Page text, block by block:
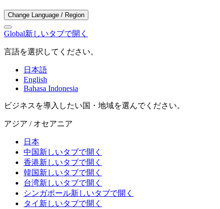
Change Language / Region
Global新しいタブで開く
言語を選択してください。
日本語
English
Bahasa Indonesia
ビジネスを導入したい国・地域を選んでください。
アジア / オセアニア
日本
中国新しいタブで開く
香港新しいタブで開く
韓国新しいタブで開く
台湾新しいタブで開く
シンガポール新しいタブで開く
タイ 新しいタブで開く